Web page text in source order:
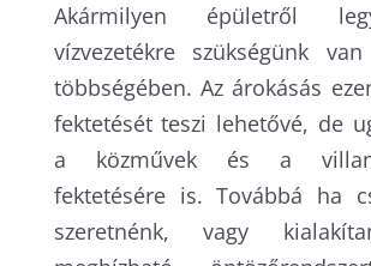
Akármilyen épületről
vízvezetékre szükségünk
többségében. Az árokásás
fektetését teszi lehetővé, de
a közművek és a
fektetésére is. Továbbá ha
szeretnénk, vagy